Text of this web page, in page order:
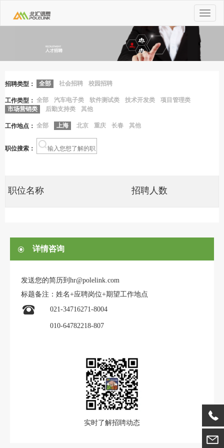
Toggle
招聘类型： 全部 社会招聘 校园招聘
工作类型： 全部 汽车电子类 软件测试类 技术开发类
项目管理类
市场营销类
后勤支持类 其他
工作地点： 全部 上海 北京 重庆 长春 其他
职位搜索：
职位名称 招聘人数
详情咨询
发送您的简历到hr@polelink.com
标题备注：姓名+应聘岗位+期望工作地点
021-34716271-8004
010-64782218-807
实时了解招聘动态